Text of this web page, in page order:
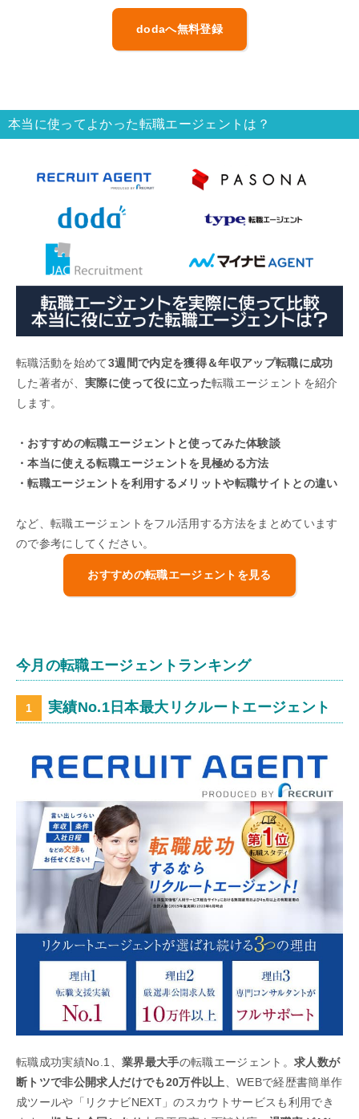
dodaへ無料登録
本当に使ってよかった転職エージェントは？
転職活動を始めて3週間で内定を獲得＆年収アップ転職に成功
した著者が、実際に使って役に立った転職エージェントを紹介
します。
・おすすめの転職エージェントと使ってみた体験談
・本当に使える転職エージェントを見極める方法
・転職エージェントを利用するメリットや転職サイトとの違い
など、転職エージェントをフル活用する方法をまとめています
ので参考にしてください。
おすすめの転職エージェントを見る
今月の転職エージェントランキング
実績No.1日本最大リクルートエージェント
転職成功実績No.1、 業界最大手の転職エージェント。求人数が
断トツで非公開求人だけでも20万件以上
、WEBで経歴書簡単作
成ツールや「リクナビNEXT」のスカウトサービスも利用でき